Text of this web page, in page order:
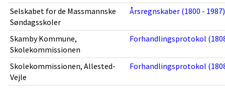
Selskabet for de Massmannske
Søndagsskoler
Årsregnskaber (1800 - 1987)
Skamby Kommune,
Skolekommissionen
Forhandlingsprotokol
Skolekommissionen, Allested-
Vejle
Forhandlingsprotokol